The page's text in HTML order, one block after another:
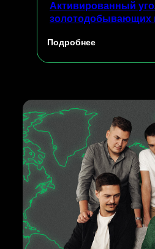
Активированный
золотодобывающих
Подробнее